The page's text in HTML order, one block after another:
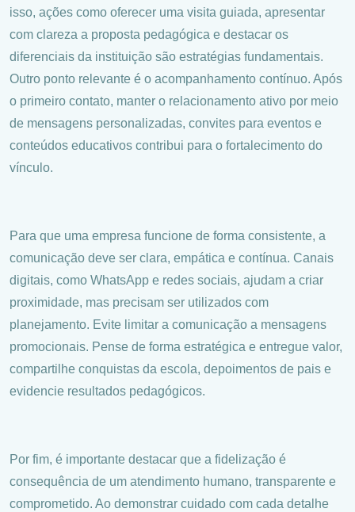
isso, ações como oferecer uma visita guiada, apresentar
com clareza a proposta pedagógica e destacar os
diferenciais da instituição são estratégias fundamentais.
Outro ponto relevante é o acompanhamento contínuo. Após
o primeiro contato, manter o relacionamento ativo por meio
de mensagens personalizadas, convites para eventos e
conteúdos educativos contribui para o fortalecimento do
vínculo.
Para que uma empresa funcione de forma consistente, a
comunicação deve ser clara, empática e contínua. Canais
digitais, como WhatsApp e redes sociais, ajudam a criar
proximidade, mas precisam ser utilizados com
planejamento. Evite limitar a comunicação a mensagens
promocionais. Pense de forma estratégica e entregue valor,
compartilhe conquistas da escola, depoimentos de pais e
evidencie resultados pedagógicos.
Por fim, é importante destacar que a fidelização é
consequência de um atendimento humano, transparente e
comprometido. Ao demonstrar cuidado com cada detalhe